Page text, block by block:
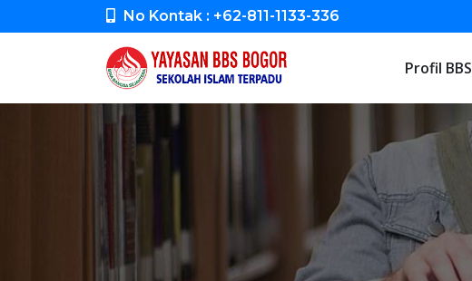
No Kontak : +62-811-1133-336
Profil BBS